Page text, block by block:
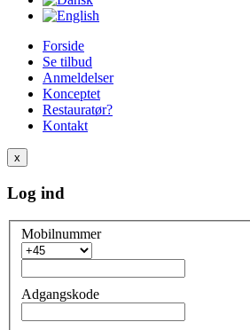
Forside
Se tilbud
Anmeldelser
Konceptet
Restauratør?
Kontakt
x
Log ind
Mobilnummer
Adgangskode